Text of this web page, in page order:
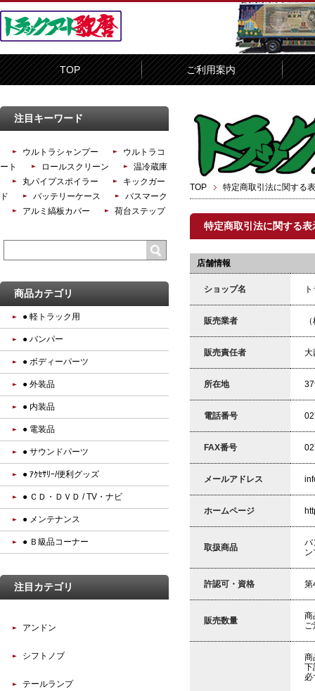
TOP ご利用案内
TOP 特定商取引法に関する
特定商取引法に関する表
店舗情報
ショップ名
販売業者
販売責任者
所在地
電話番号
FAX番号
メールアドレス
ホームページ
取扱商品
バ
許認可・資格 第
販売数量
商
商
下
注目キーワード
ウルトラシャンプー
ウルトラコ
ート
ロールスクリーン
温冷蔵庫
丸パイプスポイラー
キックガー
ド
バッテリーケース
バスマーク
アルミ縞板カバー
荷台ステップ
商品カテゴリ
● 軽トラック用
● バンパー
● ボディーパーツ
● 外装品
● 内装品
● 電装品
● サウンドパーツ
● ｱｸｾｻﾘｰ/便利グッズ
● ＣＤ・ＤＶＤ / TV・ナビ
● メンテナンス
● Ｂ級品コーナー
注目カテゴリ
アンドン
シフトノブ
テールランプ